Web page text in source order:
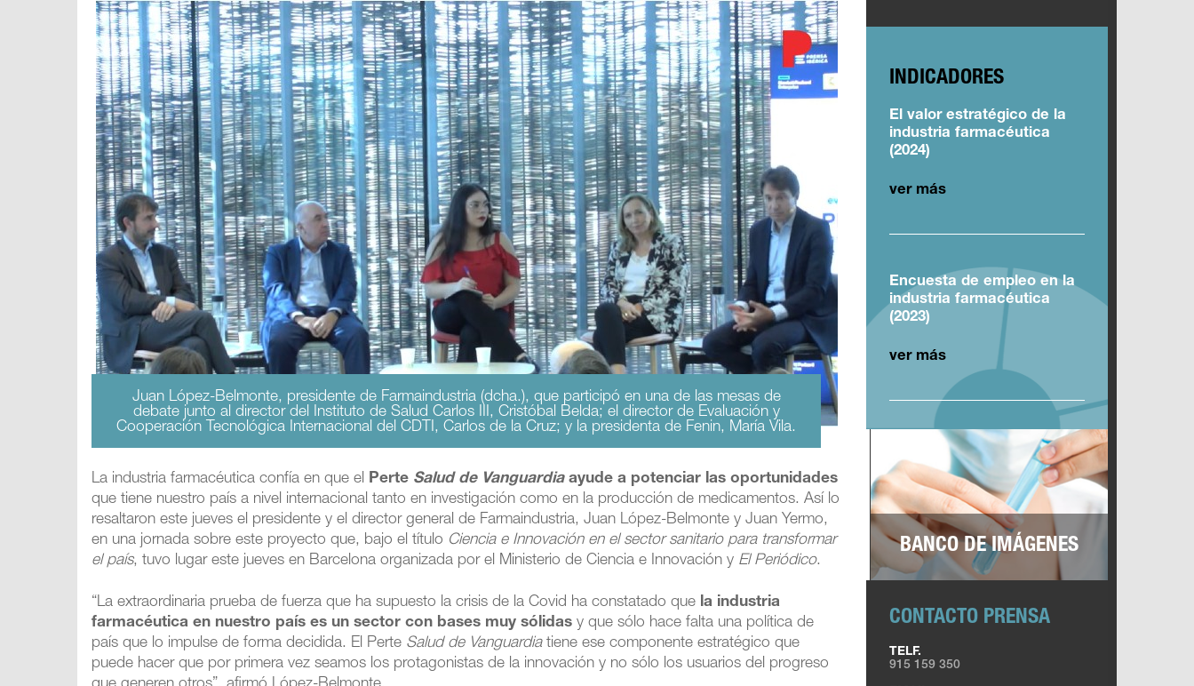
Juan López-Belmonte, presidente de Farmaindustria (dcha.), que participó en una de las mesas de
debate junto al director del Instituto de Salud Carlos III, Cristóbal Belda; el director de Evaluación y
Cooperación Tecnológica Internacional del CDTI, Carlos de la Cruz; y la presidenta de Fenin, María Vila.
La industria farmacéutica confía en que el Perte Salud de Vanguardiaayude a potenciar las oportunidades
que tiene nuestro país a nivel internacional tanto en investigación como en la producción de medicamentos. Así lo
resaltaron este jueves el presidente y el director general de Farmaindustria, Juan López-Belmonte y Juan Yermo,
en una jornada sobre este proyecto que, bajo el título Ciencia e Innovación en el sector sanitario para transformar
el país, tuvo lugar este jueves en Barcelona organizada por el Ministerio de Ciencia e Innovación y El Periódico.
“La extraordinaria prueba de fuerza que ha supuesto la crisis de la Covid ha constatado que la industria
farmacéutica en nuestro país es un sector con bases muy sólidas y que sólo hace falta una política de
país que lo impulse de forma decidida. El Perte Salud de Vanguardiatiene ese componente estratégico que
puede hacer que por primera vez seamos los protagonistas de la innovación y no sólo los usuarios del progreso
INDICADORES
El valor estratégico de la
industria farmacéutica
(2024)
ver más
Encuesta de empleo en la
industria farmacéutica
(2023)
ver más
BANCO DE IMÁGENES
CONTACTO PRENSA
TELF.
915 159 350